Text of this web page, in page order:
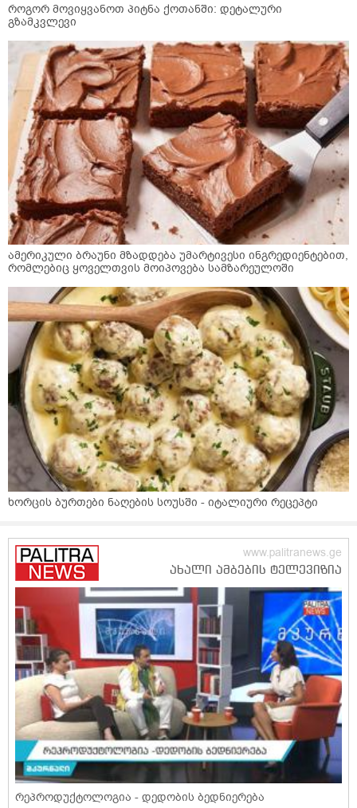
როგორ მოვიყვანოთ პიტნა ქოთანში: დეტალური
გზამკვლევი
ამერიკული ბრაუნი მზადდება უმარტივესი ინგრედიენტებით,
რომლებიც ყოველთვის მოიპოვება სამზარეულოში
ხორცის ბურთები ნაღების სოუსში - იტალიური რეცეპტი
რეპროდუქტოლოგია - დედობის ბედნიერება